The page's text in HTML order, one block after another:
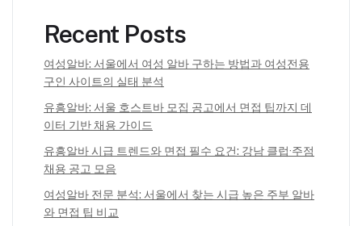
Recent Posts
여성알바: 서울에서 여성 알바 구하는 방법과 여성전용
구인 사이트의 실태 분석
유흥알바: 서울 호스트바 모집 공고에서 면접 팁까지 데
이터 기반 채용 가이드
유흥알바 시급 트렌드와 면접 필수 요건: 강남 클럽·주점
채용 공고 모음
여성알바 전문 분석: 서울에서 찾는 시급 높은 주부 알바
와 면접 팁 비교